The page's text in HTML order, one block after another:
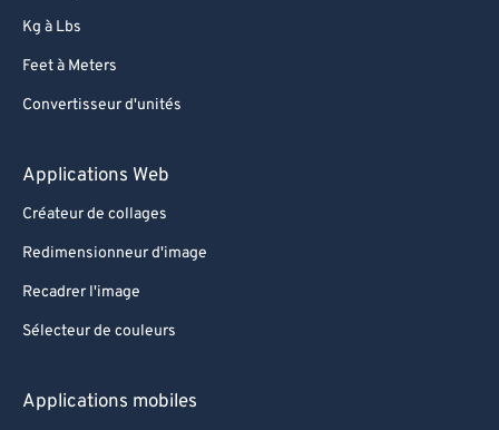
Kg à Lbs
Feet à Meters
Convertisseur d'unités
Applications Web
Créateur de collages
Redimensionneur d'image
Recadrer l'image
Sélecteur de couleurs
Applications mobiles